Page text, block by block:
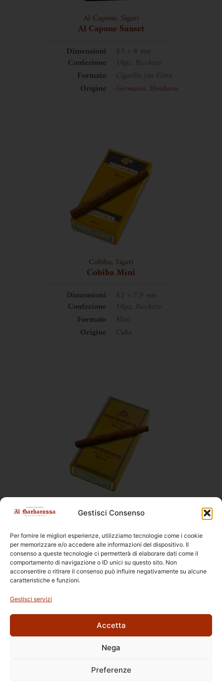
Gestisci Consenso
Per fornire le migliori esperienze, utilizziamo tecnologie come i cookie
per memorizzare e/o accedere alle informazioni del dispositivo. Il
consenso a queste tecnologie ci permetterà di elaborare dati come il
comportamento di navigazione o ID unici su questo sito. Non
acconsentire o ritirare il consenso può influire negativamente su alcune
caratteristiche e funzioni.
Gestisci servizi
Accetta
Nega
Preferenze
Al Capone, Sigari
Al Capone Sunset
Dimensioni
85 × 8 mm
Confezione
10pz, Pacchetto
Formato
Cigarillo con Filtro
Origine
Germania, Honduras
Cohiba, Sigari
Cohiba Mini
Dimensioni
82 × 7,9 mm
Confezione
10pz, Pacchetto
Formato
Mini
Origine
Cuba
Montecristo
Montecristo Mini 10
Dimensioni
82 × 7,8 mm
Confezione
10pz, Pacchetto
Formato
Mini
Origine
Cuba
C.so E. Archinti, 1 - 26900 Lodi
P.Iva 09159210963